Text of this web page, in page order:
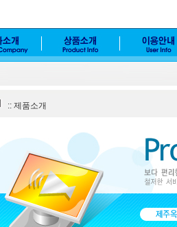
:: 제품소개